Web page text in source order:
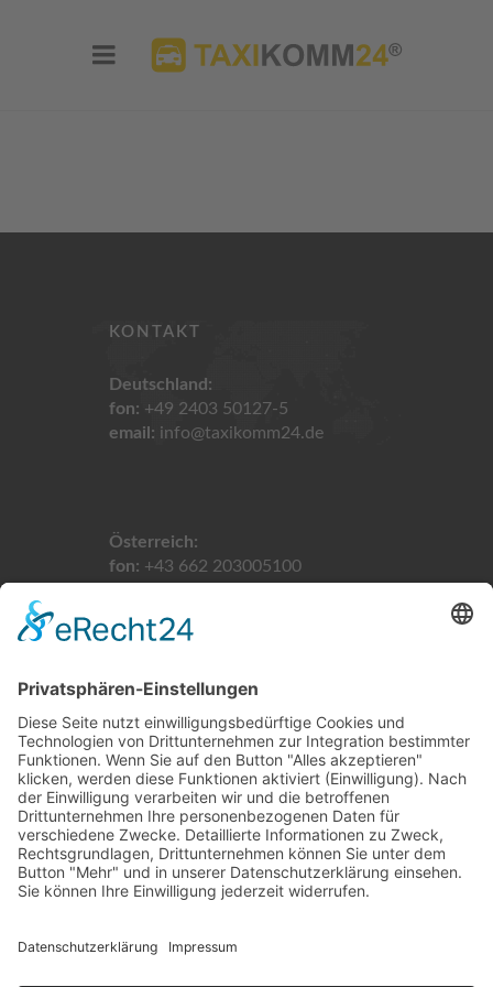
KONTAKT
Deutschland:
fon: +49 2403 50127-5
email: info@taxikomm24.de
Österreich:
fon: +43 662 203005100
Schweiz:
fon:+41 61 5113900
email: info@taxikomm24.ch
LINKS